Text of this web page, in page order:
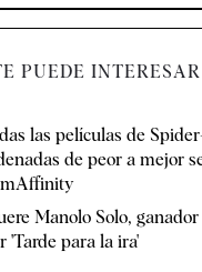
PUEDE INTERESAR
las películas de
de peor a mejor
Manolo Solo,
'Tarde para la ira'